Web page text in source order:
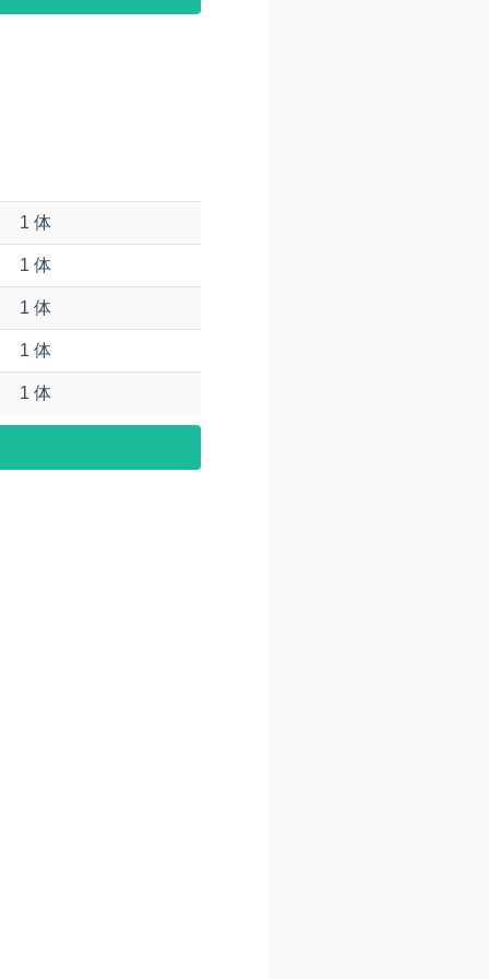
1 体
1 体
1 体
1 体
1 体